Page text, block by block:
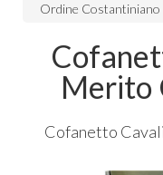
Ordine Costantiniano
Merito
Cofanetto